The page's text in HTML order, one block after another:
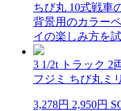
ちび丸 10式戦車
背景用のカラー
イの楽しみ方を
3 1/2t トラック 2
フジミ ちび丸ミ
3,278円 2,950円